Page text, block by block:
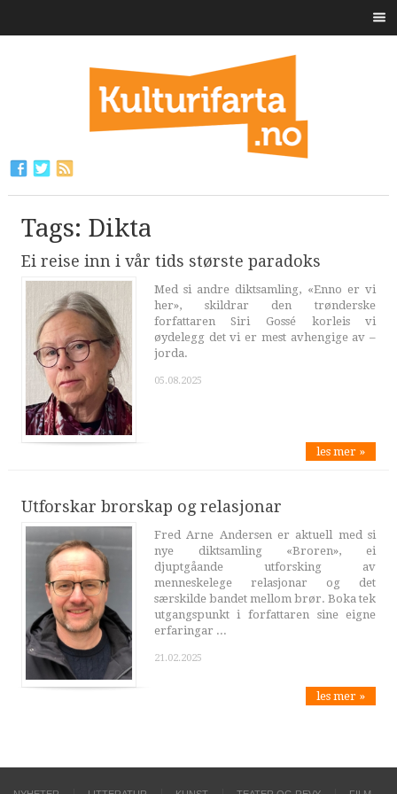
Tags: Dikta
Ei reise inn i vår tids største paradoks
Med si andre diktsamling, «Enno er vi
her», skildrar den trønderske
forfattaren Siri Gossé korleis vi
øydelegg det vi er mest avhengige av –
jorda.
05.08.2025
les mer »
Utforskar brorskap og relasjonar
Fred Arne Andersen er aktuell med si
nye diktsamling «Broren», ei
djuptgåande utforsking av
menneskelege relasjonar og det
særskilde bandet mellom brør. Boka tek
utgangspunkt i forfattaren sine eigne
erfaringar ...
21.02.2025
les mer »